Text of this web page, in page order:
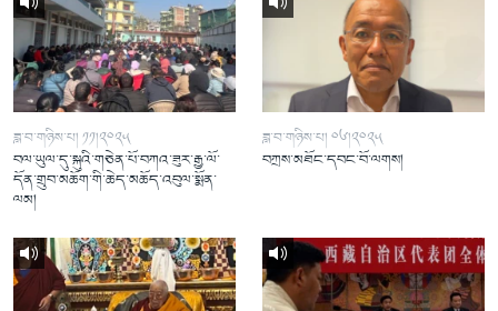
ཟླ་བ་གཉིས་པ། ༡༡།༢༠༢༥
བལ་ཡུལ་དུ་སྐུའི་གཅེན་པོ་བཀའ་ཟུར་རྒྱ་ལོ་
དོན་གྲུབ་མཆོག་གི་ཆེད་མཆོད་འབུལ་སྨོན་
ལམ།
ཟླ་བ་གཉིས་པ། ༠༦།༢༠༢༥
བཀྲས་མཐོང་དབང་བོ་ལགས།